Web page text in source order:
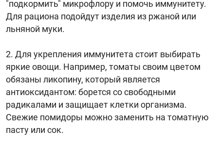
"подкормить" микрофлору и помочь иммунитету.
Для рациона подойдут изделия из ржаной или
льняной муки.
Для укрепления иммунитета стоит выбирать
яркие овощи. Например, томаты своим цветом
обязаны ликопину, который является
антиоксидантом: борется со свободными
радикалами и защищает клетки организма.
Свежие помидоры можно заменить на томатную
пасту или сок.